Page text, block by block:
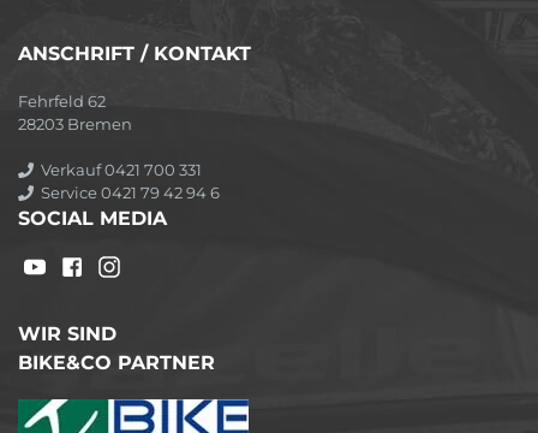
ANSCHRIFT / KONTAKT
Fehrfeld 62
28203 Bremen
Verkauf 0421 700 331
Service 0421 79 42 94 6
SOCIAL MEDIA
WIR SIND
BIKE&CO PARTNER